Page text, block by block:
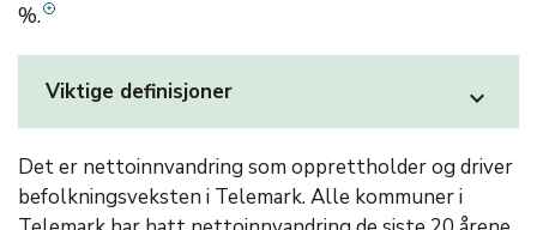
%.
Viktige definisjoner expand_more
Det er nettoinnvandring som opprettholder og driver
befolkningsveksten i Telemark. Alle kommuner i